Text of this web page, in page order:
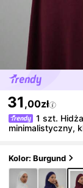
31 ,00zł
1 szt.
minimalistyczny,
alik w stylu
dróż i na
Kolor: Burgund